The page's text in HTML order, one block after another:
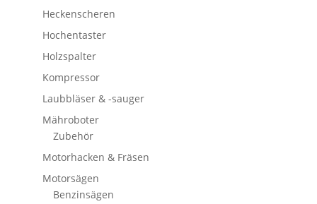
Heckenscheren
Hochentaster
Holzspalter
Kompressor
Laubbläser & -sauger
Mähroboter
Zubehör
Motorhacken & Fräsen
Motorsägen
Benzinsägen